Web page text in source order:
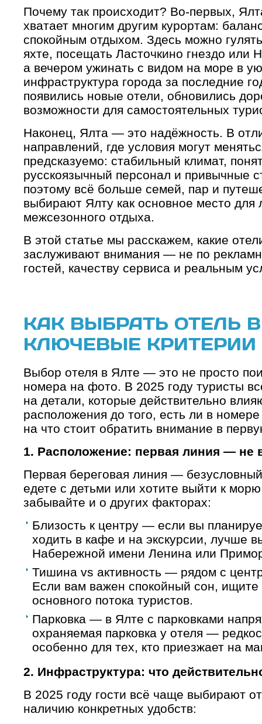
Почему так происходит? Во-первых,
хватает многим другим курортам:
спокойным отдыхом. Здесь можно
яхте, посещать Ласточкино гнездо или
а вечером ужинать с видом на море в
инфраструктура города за последние
появились новые отели, обновились
возможности для самостоятельных
Наконец, Ялта — это надёжность. В
направлений, где условия могут
предсказуемо: стабильный климат,
русскоязычный персонал и привычные
поэтому всё больше семей, пар и
выбирают Ялту как основное место для
межсезонного отдыха.
В этой статье мы расскажем, какие
заслуживают внимания — не по
гостей, качеству сервиса и реальным
КАК ВЫБРАТЬ ОТЕЛЬ
КЛЮЧЕВЫЕ КРИТЕРИИ
Выбор отеля в Ялте — это не просто
номера на фото. В 2025 году туристы
на детали, которые действительно
расположения до того, есть ли в
на что стоит обратить внимание в
1. Расположение: первая линия — не
Первая береговая линия —
едете с детьми или хотите выйти к
забывайте и о других факторах:
Близость к центру — если вы
ходить в кафе и на экскурсии, лучше
Набережной имени Ленина или
Тишина vs активность — рядом с
Если вам важен спокойный сон, ищите
основного потока туристов.
Парковка — в Ялте с парковками
охраняемая парковка у отеля —
особенно для тех, кто приезжает на
2. Инфраструктура: что
В 2025 году гости всё чаще выбирают
наличию конкретных удобств: